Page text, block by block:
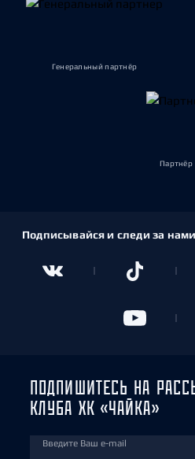
Генеральный партнёр
Партнёр
Подписывайся и следи за нами
ПОДПИШИТЕСЬ НА
КЛУБА ХК «ЧАЙКА»
Введите Ваш e-mail